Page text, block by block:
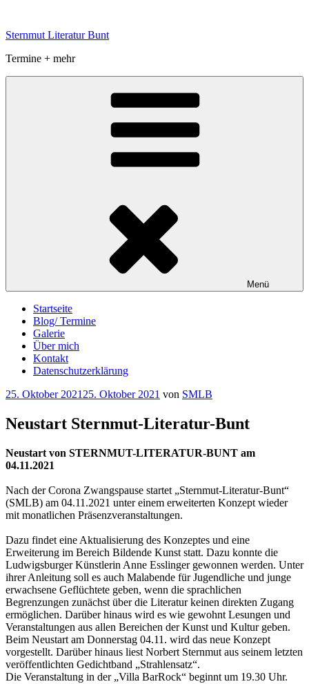
springen
Sternmut Literatur Bunt
Termine + mehr
Menü
Startseite
Blog/ Termine
Galerie
Über mich
Kontakt
Datenschutzerklärung
Veröffentlicht
25. Oktober 2021 25. Oktober 2021 von SMLB
Neustart Sternmut-Literatur-Bunt
Neustart von STERNMUT-LITERATUR-BUNT am
04.11.2021
Nach der Corona Zwangspause startet „Sternmut-Literatur-Bunt“
(SMLB) am 04.11.2021 unter einem erweiterten Konzept wieder
mit monatlichen Präsenzveranstaltungen.
Dazu findet eine Aktualisierung des Konzeptes und eine
Erweiterung im Bereich Bildende Kunst statt. Dazu konnte die
Ludwigsburger Künstlerin Anne Esslinger gewonnen werden. Unter
ihrer Anleitung soll es auch Malabende für Jugendliche und junge
erwachsene Geflüchtete geben, wenn die sprachlichen
Begrenzungen zunächst über die Literatur keinen direkten Zugang
ermöglichen. Darüber hinaus wird es wie gewohnt Lesungen und
Veranstaltungen aus allen Bereichen der Kunst und Kultur geben.
Beim Neustart am Donnerstag 04.11. wird das neue Konzept
vorgestellt. Darüber hinaus liest Norbert Sternmut aus seinem letzten
veröffentlichten Gedichtband „Strahlensatz“.
Die Veranstaltung in der „Villa BarRock“ beginnt um 19.30 Uhr.